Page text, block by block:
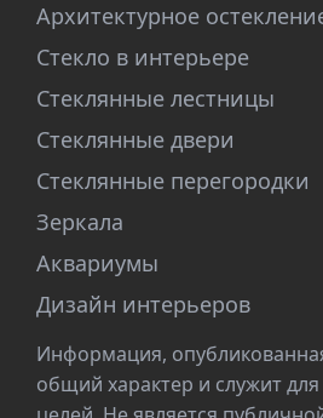
Архитектурное
Стекло в интерьере
Стеклянные лестницы
Стеклянные двери
Стеклянные перегородки
Зеркала
Аквариумы
Дизайн интерьеров
Информация,
общий характер и служит